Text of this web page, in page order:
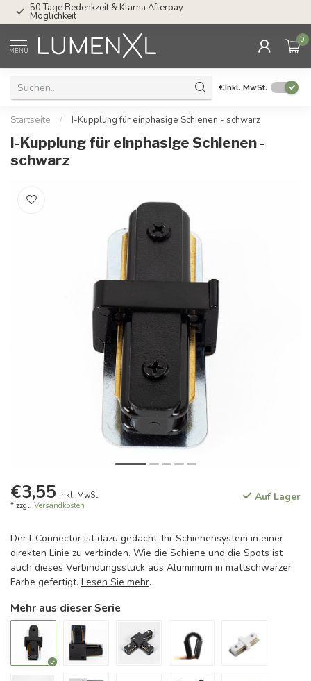
Service: Mo bis Fr von 08.30 bis 17.00 Uhr
MENU
0
€Inkl. MwSt.
Startseite / I-Kupplung für einphasige Schienen - schwarz
I-Kupplung für einphasige Schienen -
schwarz
€3,55 Inkl. MwSt.
* zzgl. Versandkosten
Auf Lager
Der I-Connector ist dazu gedacht, Ihr Schienensystem in einer
direkten Linie zu verbinden. Wie die Schiene und die Spots ist
auch dieses Verbindungsstück aus Aluminium in mattschwarzer
Farbe gefertigt. Lesen Sie mehr.
Mehr aus dieser Serie